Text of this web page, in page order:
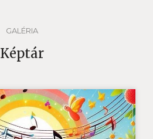
GALÉRIA
Képtár